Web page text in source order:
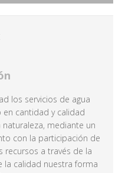
los servicios de agua
cantidad y calidad
mediante un
con la participación de
a través de la
la calidad nuestra forma